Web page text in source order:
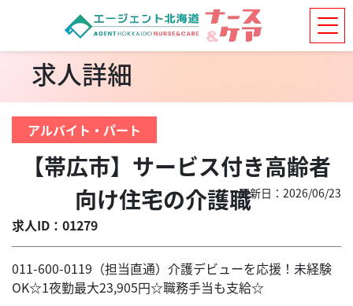
求人詳細
アルバイト・パート
【帯広市】サービス付き高齢者
向け住宅の介護職
求人ID：01279
更新日：2026/06/23
011-600-0119（担当直通）介護デビューを応援！未経験
OK☆1夜勤最大23,905円☆職務手当も支給☆